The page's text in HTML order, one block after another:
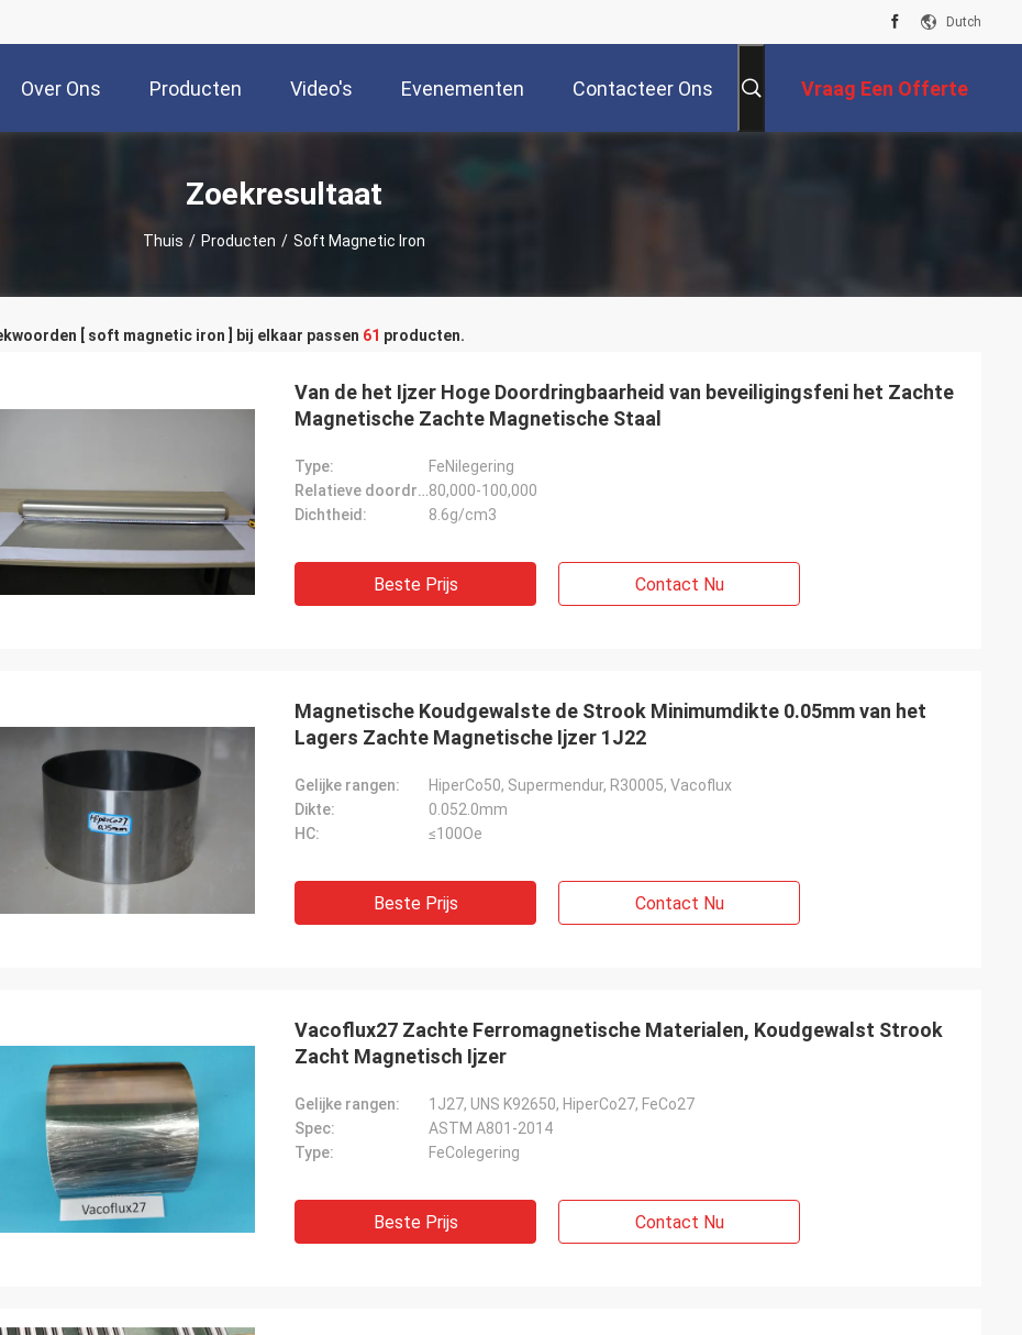
Dutch
Over Ons Producten Video's Evenementen Contacteer Ons Vraag Een Offerte
Zoekresultaat
Thuis / Producten / Soft Magnetic Iron
Weree van Daniel
[ soft magnetic iron ] bij elkaar passen 61 producten.
Van de het Ijzer Hoge Doordringbaarheid van beveiligingsfeni het Zachte
Magnetische Zachte Magnetische Staal
Type:
FeNilegering
Relatieve doordringbaarheid:80,000-100,000
Dichtheid:
8.6g/cm3
Beste Prijs Contact Nu
Magnetische Koudgewalste de Strook Minimumdikte 0.05mm van het
Lagers Zachte Magnetische Ijzer 1J22
Gelijke rangen:
HiperCo50, Supermendur, R30005, Vacoflux
Dikte:
0.052.0mm
HC:
≤100Oe
Beste Prijs Contact Nu
Vacoflux27 Zachte Ferromagnetische Materialen, Koudgewalst Strook
Zacht Magnetisch Ijzer
Gelijke rangen:
1J27, UNS K92650, HiperCo27, FeCo27
Spec:
ASTM A801-2014
Type:
FeColegering
Beste Prijs Contact Nu